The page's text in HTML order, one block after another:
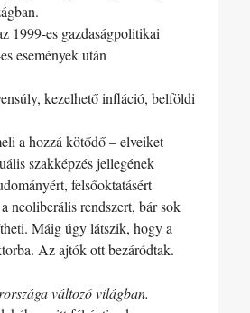
1999-es gazdaságpolitikai
események után
kezelhető infláció, belföldi
a hozzá kötődő – elveiket
szakképzés jellegének
felsőoktatásért
neoliberális rendszert, bár sok
Máig úgy látszik, hogy a
Az ajtók ott bezáródtak.
változó világban.